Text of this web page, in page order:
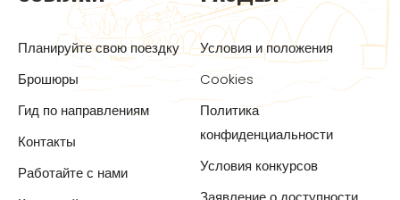
Планируйте свою поездку
Брошюры
Гид по направлениям
Контакты
Работайте с нами
Условия и положения
Cookies
Политика
конфиденциальности
Условия конкурсов